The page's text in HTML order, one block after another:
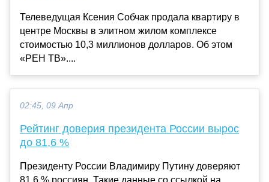
Телеведущая Ксения Собчак продала квартиру в
центре Москвы в элитном жилом комплексе
стоимостью 10,3 миллионов долларов. Об этом
«РЕН ТВ»....
02:45, 09 Апр
Рейтинг доверия президента России вырос
до 81,6 %
Президенту России Владимиру Путину доверяют
81,6 % россиян. Такие данные со ссылкой на